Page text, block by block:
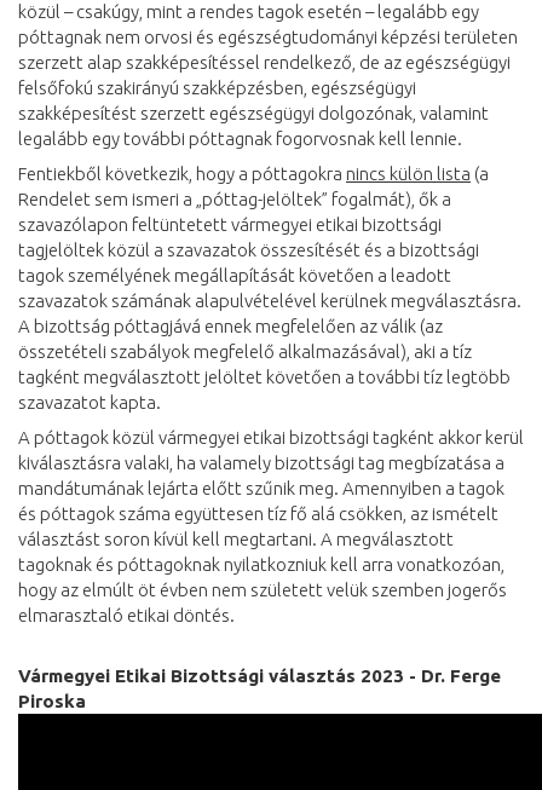
közül – csakúgy, mint a rendes tagok esetén – legalább egy
póttagnak nem orvosi és egészségtudományi képzési területen
szerzett alap szakképesítéssel rendelkező, de az egészségügyi
felsőfokú szakirányú szakképzésben, egészségügyi
szakképesítést szerzett egészségügyi dolgozónak, valamint
legalább egy további póttagnak fogorvosnak kell lennie.
Fentiekből következik, hogy a póttagokra nincs külön lista (a
Rendelet sem ismeri a „póttag-jelöltek” fogalmát), ők a
szavazólapon feltüntetett vármegyei etikai bizottsági
tagjelöltek közül a szavazatok összesítését és a bizottsági
tagok személyének megállapítását követően a leadott
szavazatok számának alapulvételével kerülnek megválasztásra.
A bizottság póttagjává ennek megfelelően az válik (az
összetételi szabályok megfelelő alkalmazásával), aki a tíz
tagként megválasztott jelöltet követően a további tíz legtöbb
szavazatot kapta.
A póttagok közül vármegyei etikai bizottsági tagként akkor kerül
kiválasztásra valaki, ha valamely bizottsági tag megbízatása a
mandátumának lejárta előtt szűnik meg. Amennyiben a tagok
és póttagok száma együttesen tíz fő alá csökken, az ismételt
választást soron kívül kell megtartani. A megválasztott
tagoknak és póttagoknak nyilatkozniuk kell arra vonatkozóan,
hogy az elmúlt öt évben nem született velük szemben jogerős
elmarasztaló etikai döntés.
Vármegyei Etikai Bizottsági választás 2023 - Dr. Ferge
Piroska